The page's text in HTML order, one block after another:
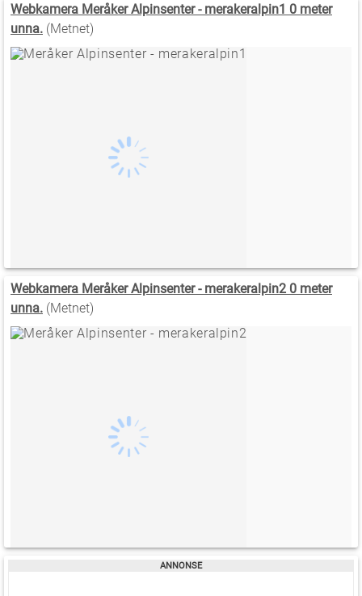
Webkamera Meråker Alpinsenter - merakeralpin1 0 meter
unna. (Metnet)
Webkamera Meråker Alpinsenter - merakeralpin2 0 meter
unna. (Metnet)